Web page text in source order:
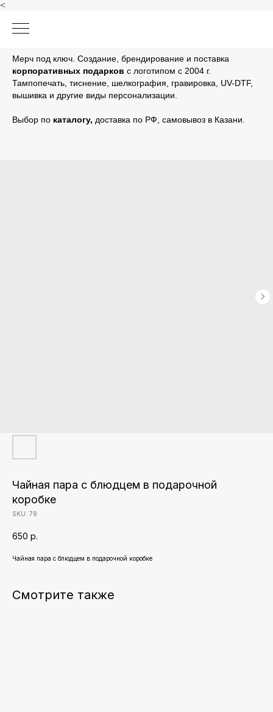
<
Мерч под ключ. Создание, брендирование и поставка
корпоративных подарков с логотипом с 2004 г.
Тампопечать, тиснение, шелкография, гравировка, UV-DTF,
вышивка и другие виды персонализации.
Выбор по каталогу, доставка по РФ, самовывоз в Казани.
Чайная пара с блюдцем в подарочной
коробке
SKU: 78
650 р.
Чайная пара с блюдцем в подарочной коробке
Смотрите также